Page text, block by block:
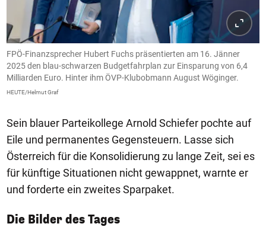
FPÖ-Finanzsprecher Hubert Fuchs präsentierten am 16. Jänner
2025 den blau-schwarzen Budgetfahrplan zur Einsparung von 6,4
Milliarden Euro. Hinter ihm ÖVP-Klubobmann August Wöginger.
HEUTE/Helmut Graf
Sein blauer Parteikollege Arnold Schiefer pochte auf
Eile und permanentes Gegensteuern. Lasse sich
Österreich für die Konsolidierung zu lange Zeit, sei es
für künftige Situationen nicht gewappnet, warnte er
und forderte ein zweites Sparpaket.
Die Bilder des Tages
1/50